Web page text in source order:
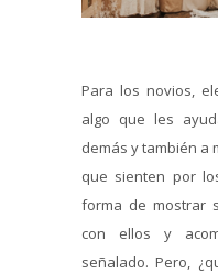
Para los novios,
algo que les
demás y también a
que sienten por
forma de mostrar
con ellos y
señalado. Pero,